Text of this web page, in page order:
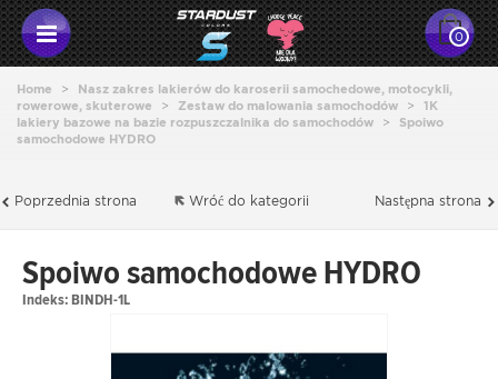
0
Home >
Nasz zakres lakierów do karoserii samochedowe, motocykli,
rowerowe, skuterowe
> Zestaw do malowania samochodów >
1K
lakiery bazowe na bazie rozpuszczalnika do samochodów
>
Spoiwo
samochodowe HYDRO
Poprzednia strona Następna strona
Wróć do kategorii
Spoiwo samochodowe HYDRO
Indeks:BINDH-1L